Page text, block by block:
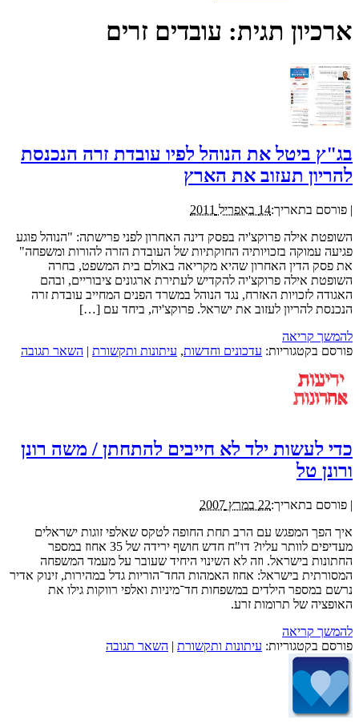
ארכיון תגית: עובדים זרים
בג"ץ ביטל את הנוהל לפיו עובדת זרה הנכנסת
להריון תעזוב את הארץ
| פורסם בתאריך:14 באפריל 2011
השופטת אילה פרוקצ'יה בפסק דינה האחרון לפני פרישתה: "הנוהל פוגע
פגיעה עמוקה בזכויותיה החוקתיות של העובדת הזרה להורות ומשפחה"
את פסק הדין האחרון שהיא מקריאה באולם בית המשפט, בחרה
השופטת אילה פרוקצ'יה להקדיש לעתירת ארגונים ציבוריים, ובהם
האגודה לזכויות האזרח, נגד הנוהל במשרד הפנים המחייב עובדת זרה
הנכנסת להריון לעזוב את ישראל. פרוקצ'יה, ביחד עם […]
להמשך קריאה
פורסם בקטגוריות: עדכונים וחדשות, עיתונות ותקשורת | השאר תגובה
כדי לעשות ילד לא חייבים להתחתן / משה רונן
ורונן טל
| פורסם בתאריך:22 במרץ 2007
איך הפך המפגש עם הרב תחת החופה לטקס שאלפי זוגות ישראלים
מעדיפים לוותר עליו? דו"ח חדש חושף ירידה של 35 אחוז במספר
החתונות בישראל. וזה לא השינוי היחיד שעובר על מעמד המשפחה
המסורתית בישראל: אחוז האמהות החד־הוריות גדל במהירות, זינוק אדיר
נרשם במספר הילדים במשפחות חד־מיניות ואלפי רווקות גילו את
האופציה של תרומות זרע.
להמשך קריאה
פורסם בקטגוריות: עיתונות ותקשורת | השאר תגובה